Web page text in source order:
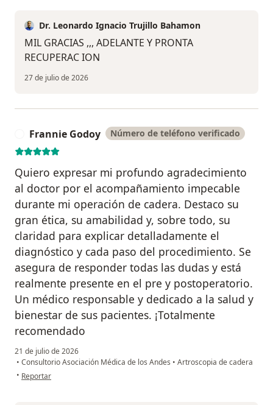
Dr. Leonardo Ignacio Trujillo Bahamon
MIL GRACIAS ,,, ADELANTE Y PRONTA
RECUPERAC ION
27 de julio de 2026
Frannie Godoy Número de teléfono verificado
Quiero expresar mi profundo agradecimiento
al doctor por el acompañamiento impecable
durante mi operación de cadera. Destaco su
gran ética, su amabilidad y, sobre todo, su
claridad para explicar detalladamente el
diagnóstico y cada paso del procedimiento. Se
asegura de responder todas las dudas y está
realmente presente en el pre y postoperatorio.
Un médico responsable y dedicado a la salud y
bienestar de sus pacientes. ¡Totalmente
recomendado
21 de julio de 2026
• Consultorio Asociación Médica de los Andes • Artroscopia de cadera
• en opinión del usuario Frannie Godoy
Reportar